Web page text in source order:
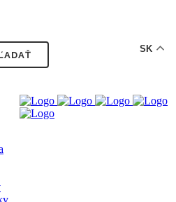
SK
"LETO12"